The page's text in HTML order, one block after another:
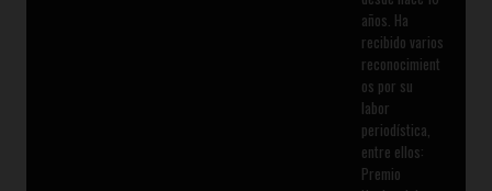
años. Ha
recibido varios
reconocimient
os por su
labor
periodística,
entre ellos:
Premio